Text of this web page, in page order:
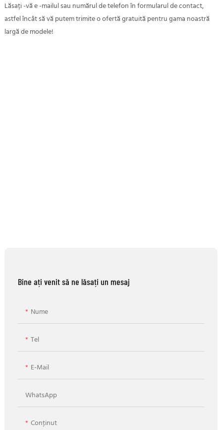
Lăsați -vă e -mailul sau numărul de telefon în formularul de contact,
astfel încât să vă putem trimite o ofertă gratuită pentru gama noastră
largă de modele!
Bine ați venit să ne lăsați un mesaj
Nume
Tel
E-Mail
WhatsApp
Conţinut